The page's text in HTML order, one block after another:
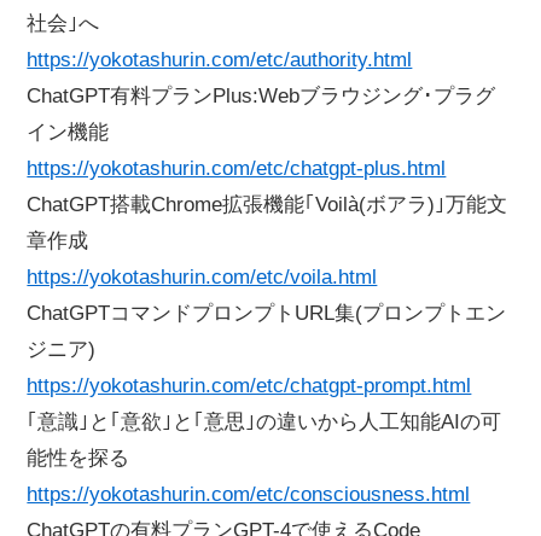
社会｣へ
https://yokotashurin.com/etc/authority.html
ChatGPT有料プランPlus:Webブラウジング･プラグ
イン機能
https://yokotashurin.com/etc/chatgpt-plus.html
ChatGPT搭載Chrome拡張機能｢Voilà(ボアラ)｣万能文
章作成
https://yokotashurin.com/etc/voila.html
ChatGPTコマンドプロンプトURL集(プロンプトエン
ジニア)
https://yokotashurin.com/etc/chatgpt-prompt.html
｢意識｣と｢意欲｣と｢意思｣の違いから人工知能AIの可
能性を探る
https://yokotashurin.com/etc/consciousness.html
ChatGPTの有料プランGPT-4で使えるCode